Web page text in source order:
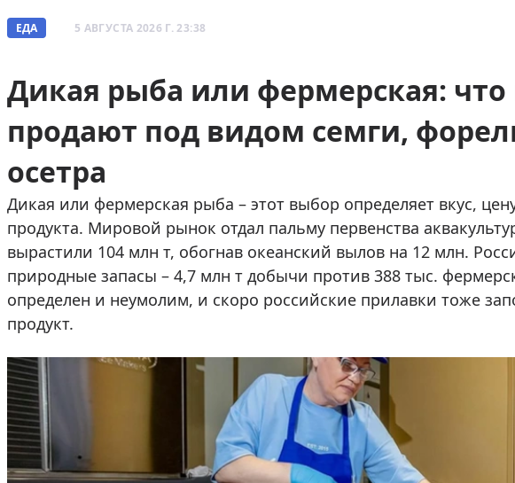
ЕДА 5 АВГУСТА 2026 Г. 23:38
Дикая рыба или фермерская:
продают под видом семги,
осетра
Дикая или фермерская рыба – этот выбор определяет вкус,
продукта. Мировой рынок отдал пальму первенства
вырастили 104 млн т, обогнав океанский вылов на 12 млн.
природные запасы – 4,7 млн т добычи против 388 тыс.
определен и неумолим, и скоро российские прилавки тоже
продукт.